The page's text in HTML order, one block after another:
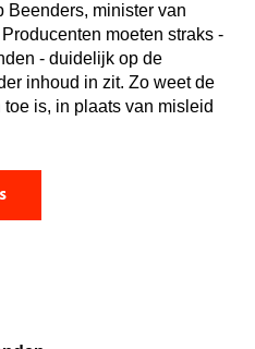
Beenders, minister van
moeten straks -
- duidelijk op de
inhoud in zit. Zo weet de
is, in plaats van misleid